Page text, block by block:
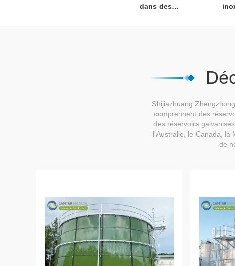
dans des
Shijiazhuang
comprennent des
des réservoirs
l'Australie, le Canada, la
de